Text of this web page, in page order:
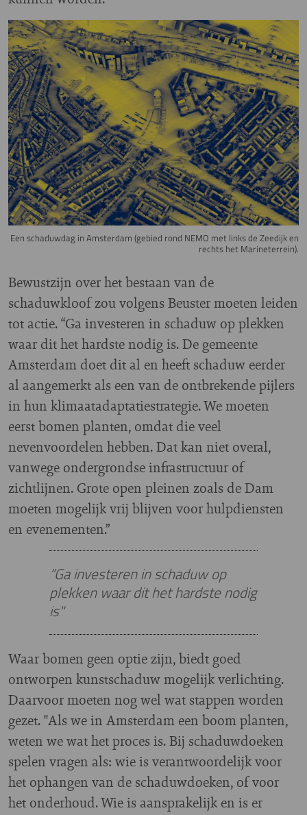
Image
Een schaduwdag in Amsterdam (gebied rond NEMO met links de Zeedijk en
rechts het Marineterrein).
Bewustzijn over het bestaan van de
schaduwkloof zou volgens Beuster moeten leiden
tot actie. “Ga investeren in schaduw op plekken
waar dit het hardste nodig is. De gemeente
Amsterdam doet dit al en heeft schaduw eerder
al aangemerkt als een van de ontbrekende pijlers
in hun klimaatadaptatiestrategie. We moeten
eerst bomen planten, omdat die veel
nevenvoordelen hebben. Dat kan niet overal,
vanwege ondergrondse infrastructuur of
zichtlijnen. Grote open pleinen zoals de Dam
moeten mogelijk vrij blijven voor hulpdiensten
en evenementen.”
“Ga investeren in schaduw op
plekken waar dit het hardste nodig
is"
Waar bomen geen optie zijn, biedt goed
ontworpen kunstschaduw mogelijk verlichting.
Daarvoor moeten nog wel wat stappen worden
gezet. "Als we in Amsterdam een boom planten,
weten we wat het proces is. Bij schaduwdoeken
spelen vragen als: wie is verantwoordelijk voor
het ophangen van de schaduwdoeken, of voor
het onderhoud. Wie is aansprakelijk en is er